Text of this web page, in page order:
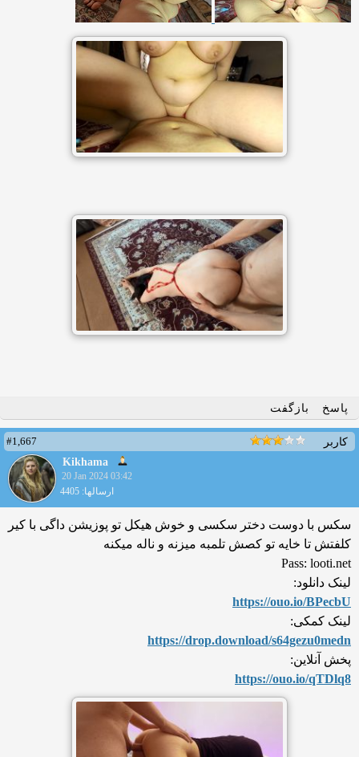
پاسخ بازگفت
کاربر
#1,667
Kikhama
20 Jan 2024 03:42
ارسالها: 4405
سکس با دوست دختر سکسی و خوش هیکل تو پوزیشن داگی با کیر
کلفتش تا خایه تو کصش تلمبه میزنه و ناله میکنه
Pass: looti.net
لینک دانلود:
https://ouo.io/BPecbU
لینک کمکی:
https://drop.download/s64gezu0medn
پخش آنلاین:
https://ouo.io/qTDlq8